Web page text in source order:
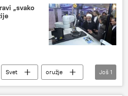
„svako
Svet
oružje
Još 1